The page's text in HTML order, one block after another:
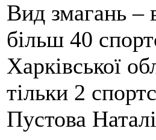
Вид змагань –
більш 40
Харківської
тільки 2
Пустова